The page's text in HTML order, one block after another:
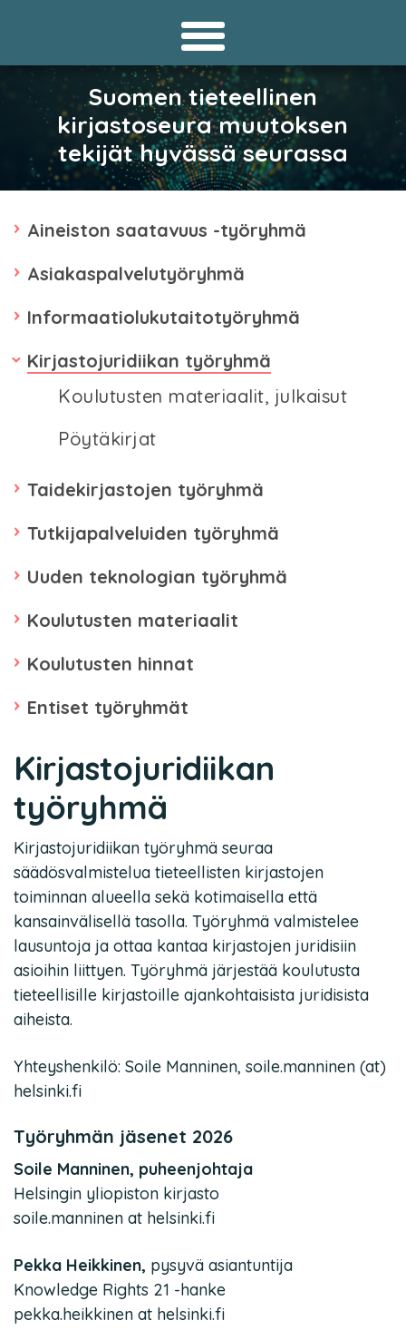
Suomen tieteellinen
kirjastoseura muutoksen
tekijät hyvässä seurassa
Aineiston saatavuus -työryhmä
Asiakaspalvelutyöryhmä
Informaatiolukutaitotyöryhmä
Kirjastojuridiikan työryhmä
Koulutusten materiaalit, julkaisut
Pöytäkirjat
Taidekirjastojen työryhmä
Tutkijapalveluiden työryhmä
Uuden teknologian työryhmä
Koulutusten materiaalit
Koulutusten hinnat
Entiset työryhmät
Kirjastojuridiikan
työryhmä
Kirjastojuridiikan työryhmä seuraa
säädösvalmistelua tieteellisten kirjastojen
toiminnan alueella sekä kotimaisella että
kansainvälisellä tasolla. Työryhmä valmistelee
lausuntoja ja ottaa kantaa kirjastojen juridisiin
asioihin liittyen. Työryhmä järjestää koulutusta
tieteellisille kirjastoille ajankohtaisista juridisista
aiheista.
Yhteyshenkilö: Soile Manninen, soile.manninen (at)
helsinki.fi
Työryhmän jäsenet 2026
Soile Manninen, puheenjohtaja
Helsingin yliopiston kirjasto
soile.manninen at helsinki.fi
Pekka Heikkinen, pysyvä asiantuntija
Knowledge Rights 21 -hanke
pekka.heikkinen at helsinki.fi